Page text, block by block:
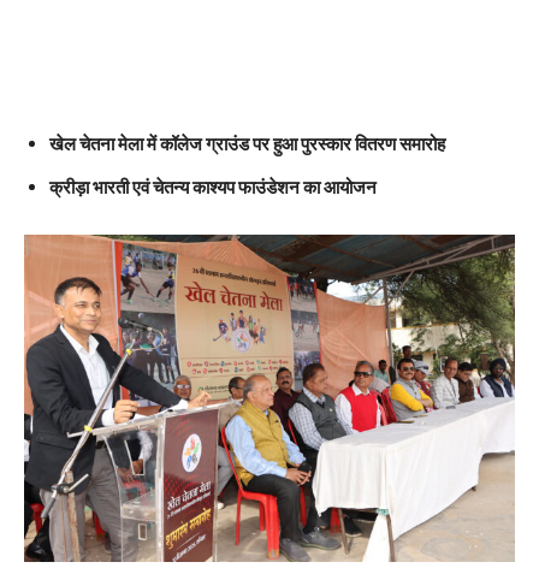
खेल चेतना मेला में कॉलेज ग्राउंड पर हुआ पुरस्कार वितरण समारोह
क्रीड़ा भारती एवं चेतन्य काश्यप फाउंडेशन का आयोजन